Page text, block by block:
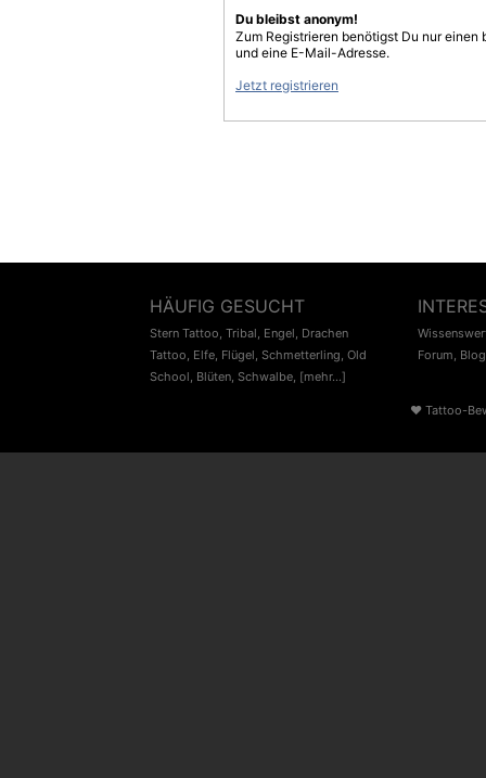
Du bleibst anonym!
Zum Registrieren benötigst Du nur einen
und eine E-Mail-Adresse.
Jetzt registrieren
HÄUFIG GESUCHT
Stern Tattoo, Tribal, Engel, Drachen
Tattoo, Elfe, Flügel, Schmetterling, Old
School, Blüten, Schwalbe, [mehr...]
Forum, Blog
♥ Tattoo-